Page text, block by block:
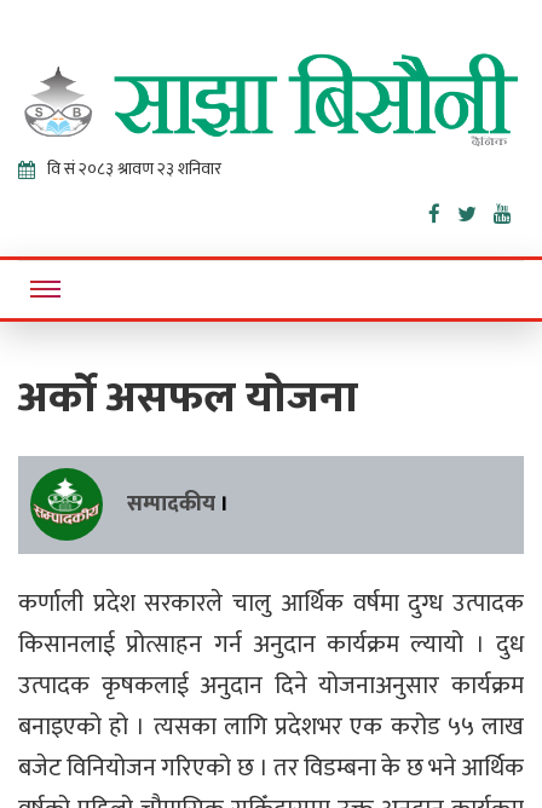
Sajha
Bisaunee
Online News Portal
अर्को असफल योजना
सम्पादकीय ।
कर्णाली प्रदेश सरकारले चालु आर्थिक वर्षमा दुग्ध उत्पादक
किसानलाई प्रोत्साहन गर्न अनुदान कार्यक्रम ल्यायो । दुध
उत्पादक कृषकलाई अनुदान दिने योजनाअनुसार कार्यक्रम
बनाइएको हो । त्यसका लागि प्रदेशभर एक करोड ५५ लाख
बजेट विनियोजन गरिएको छ । तर विडम्बना के छ भने आर्थिक